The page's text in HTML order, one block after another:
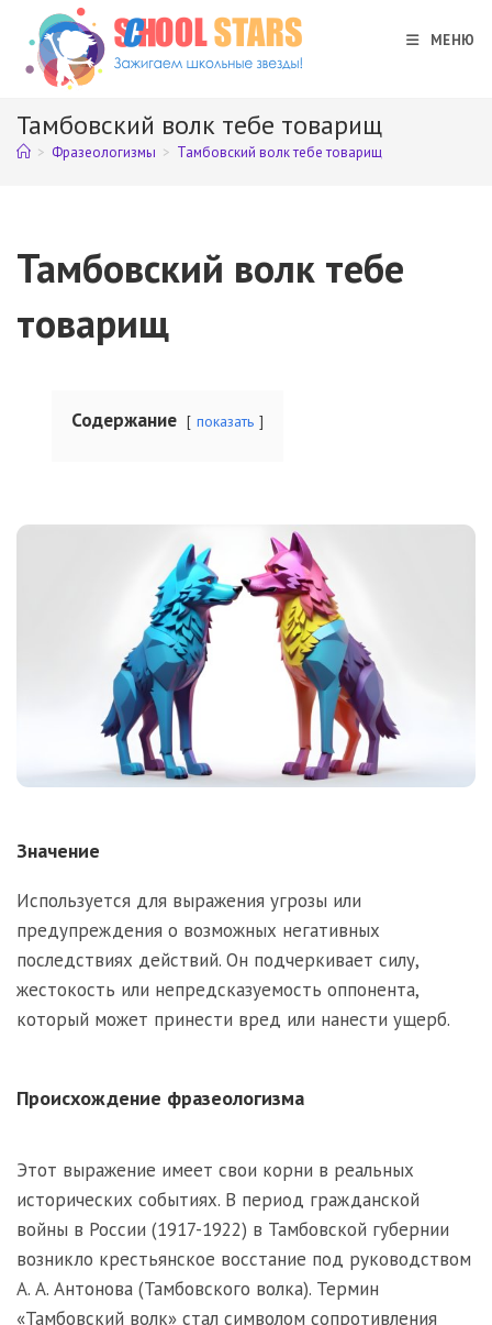
Перейти
содержимому
МЕНЮ
Тамбовский волк тебе товарищ
> Фразеологизмы > Тамбовский волк тебе товарищ
Тамбовский волк тебе
товарищ
Содержание показать
Значение
Используется для выражения угрозы или
предупреждения о возможных негативных
последствиях действий. Он подчеркивает силу,
жестокость или непредсказуемость оппонента,
который может принести вред или нанести ущерб.
Происхождение фразеологизма
Этот выражение имеет свои корни в реальных
исторических событиях. В период гражданской
войны в России (1917-1922) в Тамбовской губернии
возникло крестьянское восстание под руководством
А. А. Антонова (Тамбовского волка). Термин
«Тамбовский волк» стал символом сопротивления